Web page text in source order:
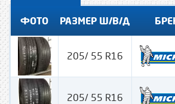
ФОТО РАЗМЕР Ш/В/Д
205/ 55 R16
205/ 55 R16